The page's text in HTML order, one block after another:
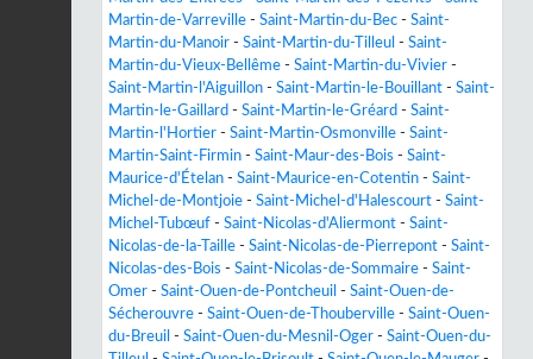
Martin-de-Varreville - Saint-Martin-du-Bec - Saint-
Martin-du-Manoir - Saint-Martin-du-Tilleul - Saint-
Martin-du-Vieux-Bellême - Saint-Martin-du-Vivier -
Saint-Martin-l'Aiguillon - Saint-Martin-le-Bouillant - Saint-
Martin-le-Gaillard - Saint-Martin-le-Gréard - Saint-
Martin-l'Hortier - Saint-Martin-Osmonville - Saint-
Martin-Saint-Firmin - Saint-Maur-des-Bois - Saint-
Maurice-d'Ételan - Saint-Maurice-en-Cotentin - Saint-
Michel-de-Montjoie - Saint-Michel-d'Halescourt - Saint-
Michel-Tubœuf - Saint-Nicolas-d'Aliermont - Saint-
Nicolas-de-la-Taille - Saint-Nicolas-de-Pierrepont - Saint-
Nicolas-des-Bois - Saint-Nicolas-de-Sommaire - Saint-
Omer - Saint-Ouen-de-Pontcheuil - Saint-Ouen-de-
Sécherouvre - Saint-Ouen-de-Thouberville - Saint-Ouen-
du-Breuil - Saint-Ouen-du-Mesnil-Oger - Saint-Ouen-du-